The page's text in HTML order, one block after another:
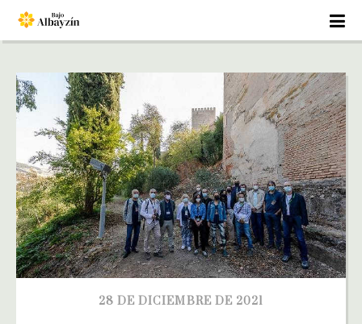
28 DE DICIEMBRE DE 2021